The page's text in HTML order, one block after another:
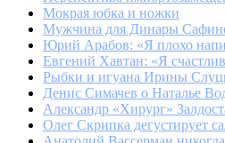
Мокрая юбка и ножки
Мужчина для Динары
Юрий Арабов: «Я плохо
Евгений Хавтан: «Я
Рыбки и игуана Ирины
Денис Симачев о Наталье
Александр «Хирург»
Олег Скрипка дегустирует